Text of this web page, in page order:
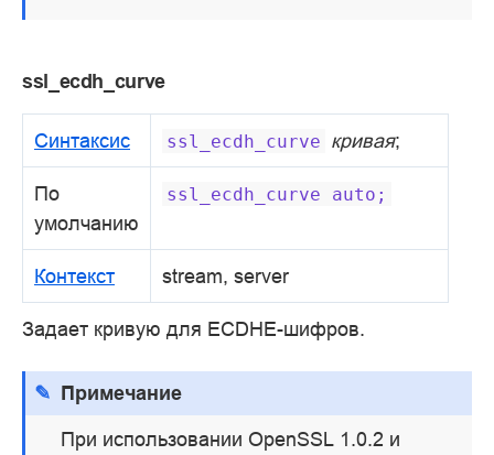
ssl_ecdh_curve
Синтаксис ssl_ecdh_curve кривая;
По
умолчанию
ssl_ecdh_curve auto;
Контекст stream, server
Задает кривую для ECDHE-шифров.
Примечание
При использовании OpenSSL 1.0.2 и